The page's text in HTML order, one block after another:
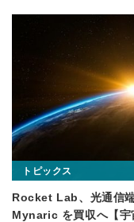
トピックス
Rocket Lab、光通信
Mynaric を買収へ【宇